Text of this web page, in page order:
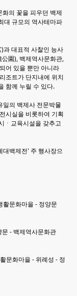
의 꽃을 피우던 백제
대 규모의 역사테마파
과 대표적 사찰인 능사
園), 백제역사문화관,
어 있을 뿐만 아니라
조트가 단지내에 위치
함께 누릴 수 있다.
의 백제사 전문박물
시실을 비롯하여 기획
ㆍ교육시설을 갖추고
대백제전' 주 행사장으
활문화마을 - 정양문
- 백제역사문화관
문화마을 - 위례성 - 정